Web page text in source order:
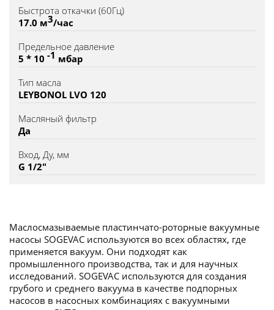
Быстрота откачки (60Гц)
17.0 м3/час
Предельное давление
5 * 10 -1 мбар
Тип масла
LEYBONOL LVO 120
Масляный фильтр
Да
Вход, Ду, мм
G 1/2"
Маслосмазываемые пластинчато-роторные вакуумные
насосы SOGEVAC используются во всех областях, где
применяется вакуум. Они подходят как
промышленного производства, так и для научных
исследований. SOGEVAC используются для создания
грубого и среднего вакуума в качестве подпорных
насосов в насосных комбинациях с вакуумными